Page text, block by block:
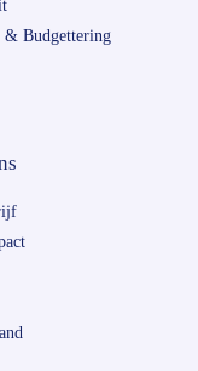
& Budgettering